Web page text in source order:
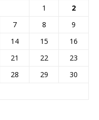
1
2
7 8
9
14 15
16
21 22
23
28 29
30